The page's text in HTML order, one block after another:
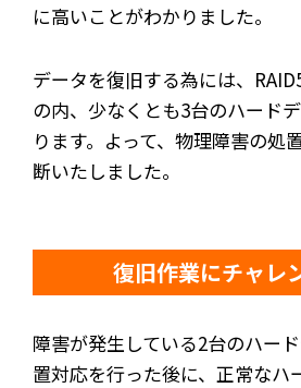
に高いことがわかりました。
データを復旧する為には、
の内、少なくとも3台のハード
ります。よって、物理障害の処
断いたしました。
復旧作業にチャレ
障害が発生している2台のハー
置対応を行った後に、正常なハ